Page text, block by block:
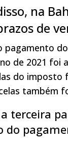
na
de
pagamento
de 2021 foi
do imposto
também
terceira
do